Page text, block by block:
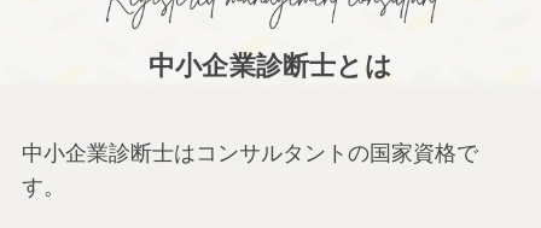
中小企業診断士とは
中小企業診断士はコンサルタントの国家資格で
す。